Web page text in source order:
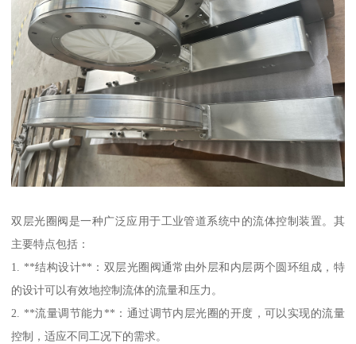
双层光圈阀是一种广泛应用于工业管道系统中的流体控制装置。其
主要特点包括：
1. **结构设计**：双层光圈阀通常由外层和内层两个圆环组成，特
的设计可以有效地控制流体的流量和压力。
2. **流量调节能力**：通过调节内层光圈的开度，可以实现的流量
控制，适应不同工况下的需求。